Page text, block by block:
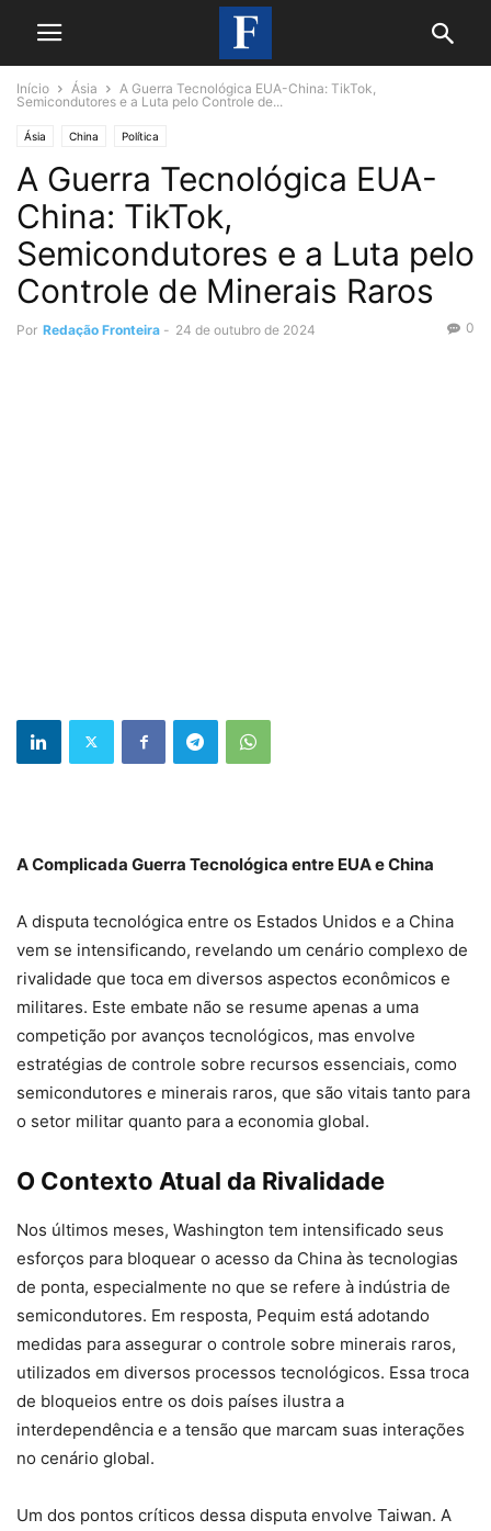
Início Ásia
A Guerra Tecnológica EUA-China: TikTok,
Semicondutores e a Luta pelo Controle de...
Ásia China Política
A Guerra Tecnológica EUA-
China: TikTok,
Semicondutores e a Luta pelo
Controle de Minerais Raros
Por Redação Fronteira - 24 de outubro de 2024 0
A Complicada Guerra Tecnológica entre EUA e China
A disputa tecnológica entre os Estados Unidos e a China
vem se intensificando, revelando um cenário complexo de
rivalidade que toca em diversos aspectos econômicos e
militares. Este embate não se resume apenas a uma
competição por avanços tecnológicos, mas envolve
estratégias de controle sobre recursos essenciais, como
semicondutores e minerais raros, que são vitais tanto para
o setor militar quanto para a economia global.
O Contexto Atual da Rivalidade
Nos últimos meses, Washington tem intensificado seus
esforços para bloquear o acesso da China às tecnologias
de ponta, especialmente no que se refere à indústria de
semicondutores. Em resposta, Pequim está adotando
medidas para assegurar o controle sobre minerais raros,
utilizados em diversos processos tecnológicos. Essa troca
de bloqueios entre os dois países ilustra a
interdependência e a tensão que marcam suas interações
no cenário global.
Um dos pontos críticos dessa disputa envolve Taiwan. A